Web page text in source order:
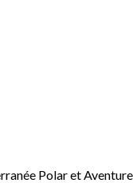
Polar et Aventure